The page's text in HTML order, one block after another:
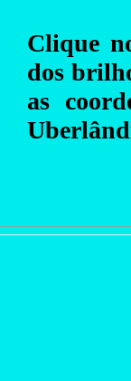
Clique
dos
as